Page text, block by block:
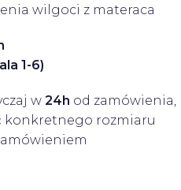
wilgoci z materaca
1-6)
w 24h od zamówienia,
konkretnego rozmiaru